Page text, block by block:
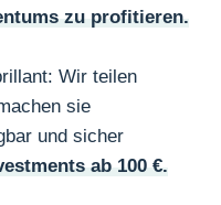
zu profitieren.
Wir teilen
sie
und sicher
ab 100 €.